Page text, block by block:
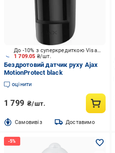
1 709.05 ₴/шт.
До -10% з суперкредиткою Visa Вигода
Бездротовий датчик руху Ajax
MotionProtect black
оцінити
1 799 ₴/шт.
Cамовивіз Доставимо